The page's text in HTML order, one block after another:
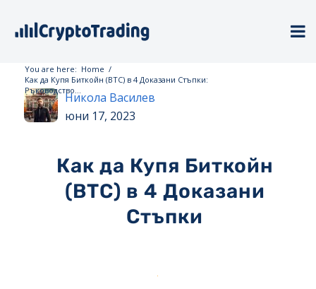
You are here: Home /
Как да Купя Биткойн (BTC) в 4 Доказани Стъпки:
Ръководство...Никола Василев
юни 17, 2023
Как да Купя Биткойн
(BTC) в 4 Доказани
Стъпки